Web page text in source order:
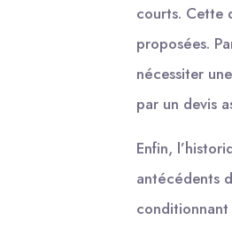
courts. Cette
proposées.
nécessiter
par un devis
Enfin,
antécédents
conditionnant